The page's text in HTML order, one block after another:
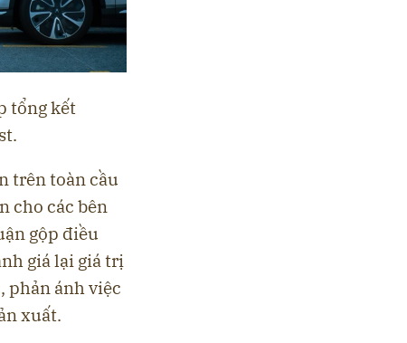
tổng kết
trên toàn cầu
cho các bên
gộp điều
giá lại giá trị
phản ánh việc
xuất.